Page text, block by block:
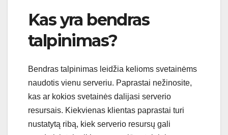
Kas yra bendras
talpinimas?
Bendras talpinimas leidžia kelioms svetainėms
naudotis vienu serveriu. Paprastai nežinosite,
kas ar kokios svetainės dalijasi serverio
resursais. Kiekvienas klientas paprastai turi
nustatytą ribą, kiek serverio resursų gali